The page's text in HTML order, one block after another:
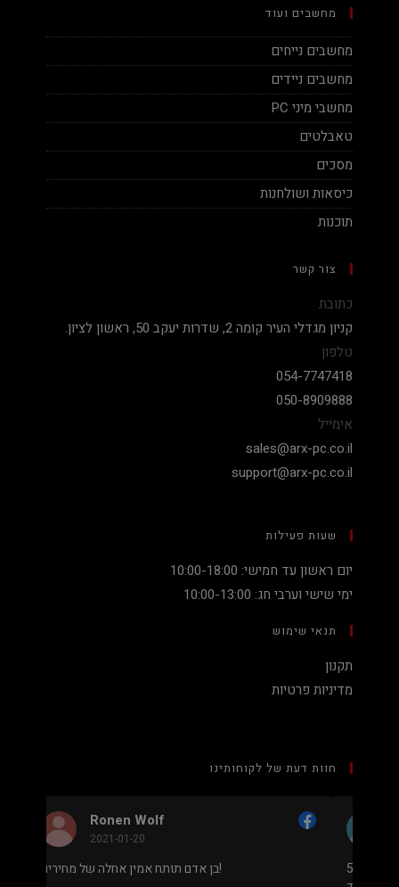
מחשבים ועוד
מחשבים נייחים
מחשבים ניידים
מחשבי מיני PC
טאבלטים
מסכים
כיסאות ושולחנות
תוכנות
צור קשר
כתובת
קניון מגדלי העיר קומה 2, שדרות יעקב 50, ראשון לציון.
טלפון
054-7747418
050-8909888
אימייל
sales@arx-pc.co.il
support@arx-pc.co.il
שעות פעילות
יום ראשון עד חמישי: 10:00-18:00
ימי שישי וערבי חג: 10:00-13:00
תנאי שימוש
תקנון
מדיניות פרטיות
חוות דעת של לקוחותינו
מחיר נמוך והוגן למעבד 5900X בלי שצריך לקנות